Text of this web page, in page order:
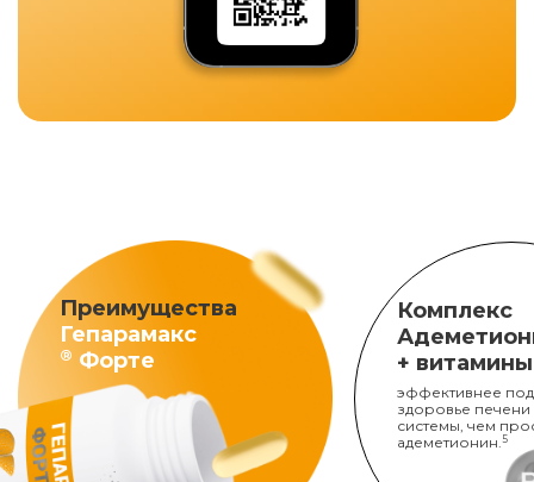
Преимущества
Гепарамакс
® Форте
Комплекс
+
эффективнее
здоровье печени
системы, чем
адеметионин. 5